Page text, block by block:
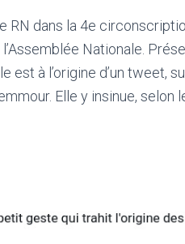
RN dans la 4e
Nationale.
est à l’origine d’un tweet,
Elle y insinue, selon